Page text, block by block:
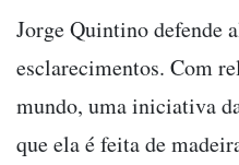
Jorge Quintino defende
esclarecimentos. Com
mundo, uma iniciativa
que ela é feita de